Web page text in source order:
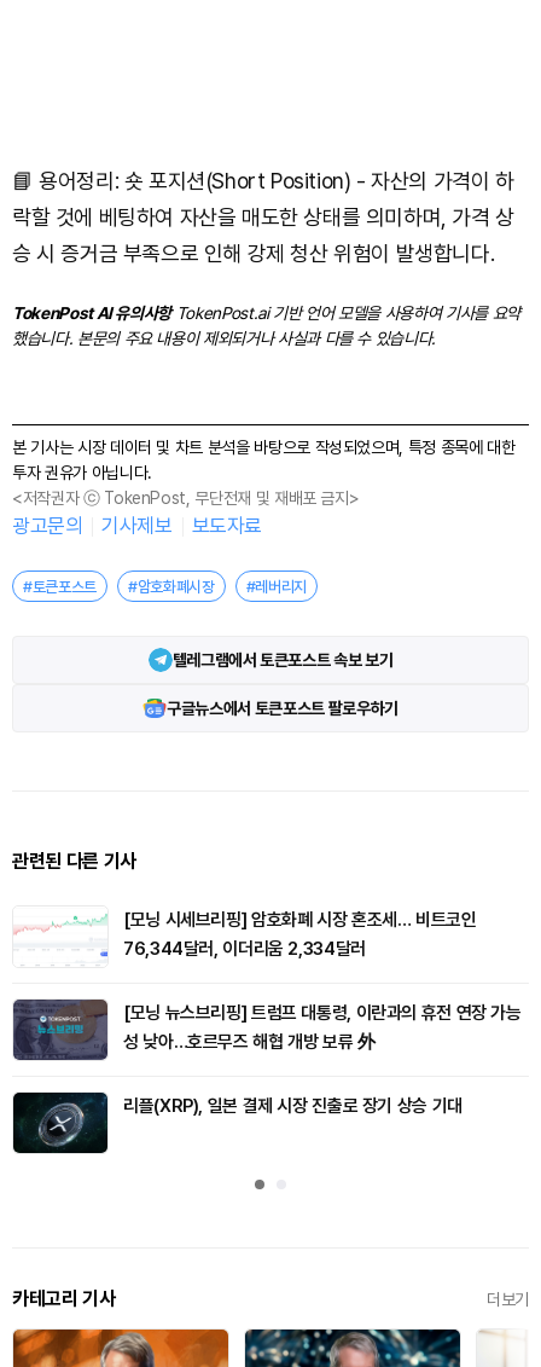
📘 용어정리: 숏 포지션(Short Position) - 자산의 가격이 하
락할 것에 베팅하여 자산을 매도한 상태를 의미하며, 가격 상
승 시 증거금 부족으로 인해 강제 청산 위험이 발생합니다.
TokenPost AI 유의사항TokenPost.ai 기반 언어 모델을 사용하여 기사를 요약
했습니다. 본문의 주요 내용이 제외되거나 사실과 다를 수 있습니다.
본 기사는 시장 데이터 및 차트 분석을 바탕으로 작성되었으며, 특정 종목에 대한
투자 권유가 아닙니다.
<저작권자 ⓒ TokenPost, 무단전재 및 재배포 금지>
광고문의 기사제보 보도자료
#토큰포스트 #암호화폐시장 #레버리지
텔레그램에서 토큰포스트 속보 보기
구글뉴스에서 토큰포스트 팔로우하기
관련된 다른 기사
[모닝 시세브리핑] 암호화폐 시장 혼조세… 비트코인
76,344달러, 이더리움 2,334달러
[모닝 뉴스브리핑] 트럼프 대통령, 이란과의 휴전 연장 가능
성 낮아…호르무즈 해협 개방 보류 外
리플(XRP), 일본 결제 시장 진출로 장기 상승 기대
카테고리 기사 더보기